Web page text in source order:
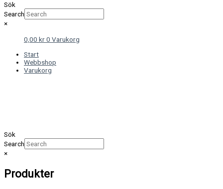
Sök
Search
×
0,00 kr0 Varukorg
Start
Webbshop
Varukorg
Sök
Search
×
Produkter